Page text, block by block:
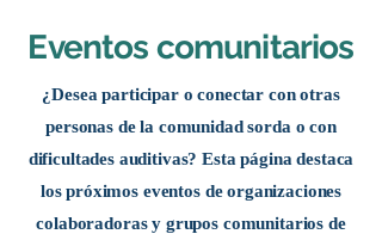
Eventos comunitarios
¿Desea participar o conectar con otras
personas de la comunidad sorda o con
dificultades auditivas? Esta página destaca
los próximos eventos de organizaciones
colaboradoras y grupos comunitarios de